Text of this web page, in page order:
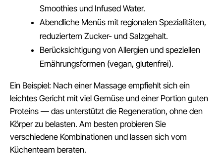
Smoothies und Infused Water.
Abendliche Menüs mit regionalen Spezialitäten,
reduziertem Zucker- und Salzgehalt.
Berücksichtigung von Allergien und speziellen
Ernährungsformen (vegan, glutenfrei).
Ein Beispiel: Nach einer Massage empfiehlt sich ein
leichtes Gericht mit viel Gemüse und einer Portion guten
Proteins — das unterstützt die Regeneration, ohne den
Körper zu belasten. Am besten probieren Sie
verschiedene Kombinationen und lassen sich vom
Küchenteam beraten.